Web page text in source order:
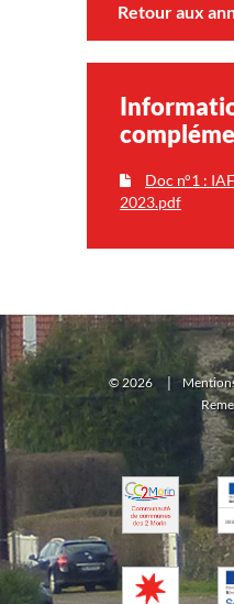
Retour aux
Doc n°1 :
2023.pdf
©2026